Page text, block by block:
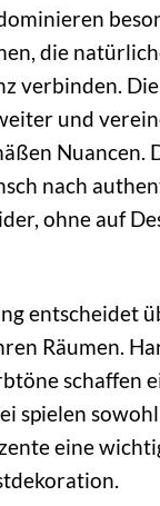
die
verbinden. Die
und
Nuancen.
nach
ohne auf
entscheidet
Räumen.
schaffen
spielen
eine